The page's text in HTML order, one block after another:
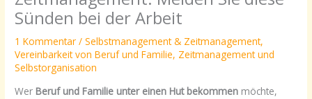
Sünden bei der Arbeit
1 Kommentar /Selbstmanagement & Zeitmanagement,
Vereinbarkeit von Beruf und Familie, Zeitmanagement und
Selbstorganisation
Wer Beruf und Familie unter einen Hut bekommen möchte,